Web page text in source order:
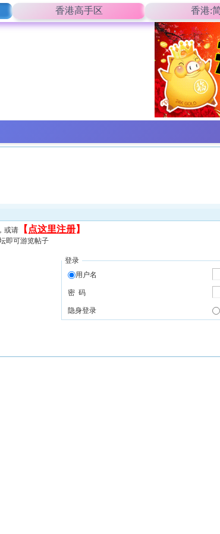
香港高手区 香港:
或请 【 点这里注册】
即可游览帖子
登录
用户名
密 码
隐身登录